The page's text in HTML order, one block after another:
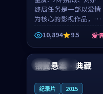
等
终局任务是一部以爱情
为核心的影视作品，围
绕危机、反转与人物成
长展开，整体节奏紧
凑，值得推荐观看。
10,894 9.5 爱
泰国 热播
银翼悬案·典藏
纪录片 2015